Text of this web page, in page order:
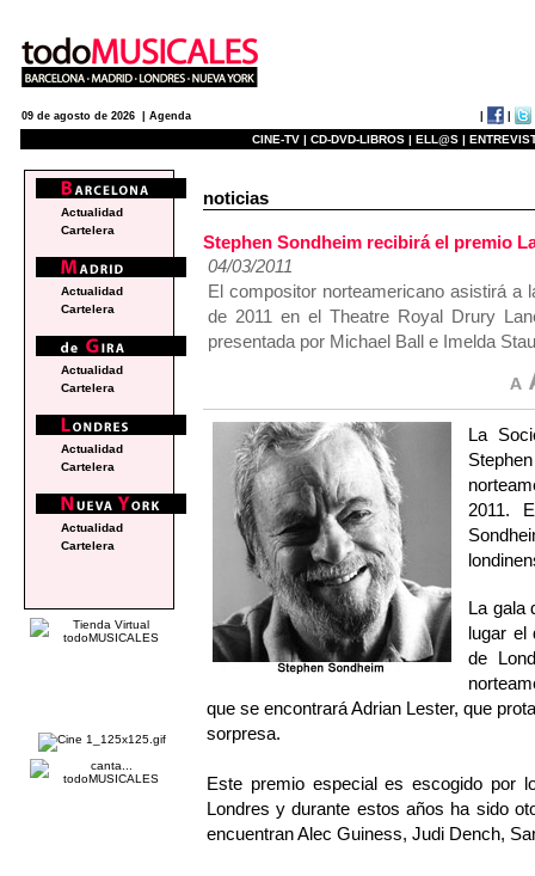
09 de agosto de 2026 | Agenda
CINE-TV | CD-DVD-LIBROS | ELL@S |
noticias
Stephen Sondheim recibirá el premio
04/03/2011
El compositor norteamericano asistirá a
de 2011 en el Theatre Royal Drury
presentada por Michael Ball e Imelda
La
2011.
La gala
lugar el
de
que se encontrará Adrian Lester, que
sorpresa.
Este premio especial es escogido por
Londres y durante estos años ha sido
encuentran Alec Guiness, Judi Dench,
Actualidad
Cartelera
Actualidad
Cartelera
Actualidad
Cartelera
Actualidad
Cartelera
Actualidad
Cartelera